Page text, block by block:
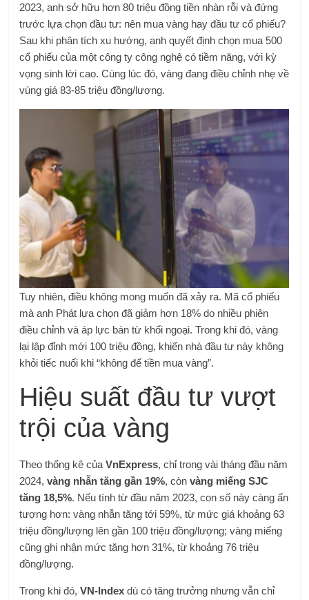
2023, anh sở hữu hơn 80 triệu đồng tiền nhàn rỗi và đứng
trước lựa chọn đầu tư: nên mua vàng hay đầu tư cổ phiếu?
Sau khi phân tích xu hướng, anh quyết định chọn mua 500
cổ phiếu của một công ty công nghệ có tiềm năng, với kỳ
vọng sinh lời cao. Cùng lúc đó, vàng đang điều chỉnh nhẹ về
vùng giá 83-85 triệu đồng/lượng.
Tuy nhiên, điều không mong muốn đã xảy ra. Mã cổ phiếu
mà anh Phát lựa chọn đã giảm hơn 18% do nhiều phiên
điều chỉnh và áp lực bán từ khối ngoại. Trong khi đó, vàng
lại lập đỉnh mới 100 triệu đồng, khiến nhà đầu tư này không
khỏi tiếc nuối khi “không để tiền mua vàng”.
Hiệu suất đầu tư vượt
trội của vàng
Theo thống kê củaVnExpress, chỉ trong vài tháng đầu năm
2024,vàng nhẫn tăng gần 19%, cònvàng miếng SJC
tăng 18,5%. Nếu tính từ đầu năm 2023, con số này càng ấn
tượng hơn: vàng nhẫn tăng tới 59%, từ mức giá khoảng 63
triệu đồng/lượng lên gần 100 triệu đồng/lượng; vàng miếng
cũng ghi nhận mức tăng hơn 31%, từ khoảng 76 triệu
đồng/lượng.
Trong khi đó,VN-Index dù có tăng trưởng nhưng vẫn chỉ